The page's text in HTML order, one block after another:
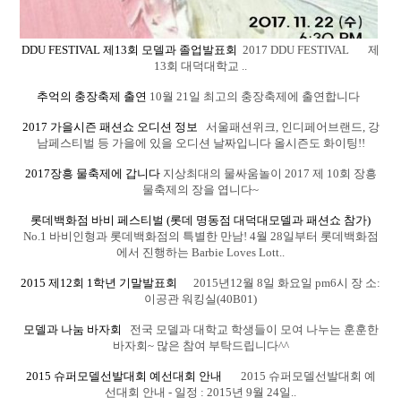
DDU FESTIVAL 제13회 모델과 졸업발표회 2017 DDU FESTIVAL 제
13회 대덕대학교 ..
추억의 충장축제 출연 10월 21일 최고의 충장축제에 출연합니다
2017 가을시즌 패션쇼 오디션 정보
서울패션위크, 인디페어브랜드, 강
남페스티벌 등 가을에 있을 오디션 날짜입니다 올시즌도 화이팅!!
2017장흥 물축제에 갑니다 지상최대의 물싸움놀이 2017 제 10회 장흥
물축제의 장을 엽니다~
롯데백화점 바비 페스티벌 (롯데 명동점 대덕대모델과 패션쇼 참가)
No.1 바비인형과 롯데백화점의 특별한 만남! 4월 28일부터 롯데백화점
에서 진행하는 Barbie Loves Lott..
2015 제12회 1학년 기말발표회
2015년12월 8일 화요일 pm6시 장 소:
이공관 워킹실(40B01)
모델과 나눔 바자회
전국 모델과 대학교 학생들이 모여 나누는 훈훈한
바자회~ 많은 참여 부탁드립니다^^
2015 슈퍼모델선발대회 예선대회 안내
2015 슈퍼모델선발대회 예
선대회 안내 - 일정 : 2015년 9월 24일..